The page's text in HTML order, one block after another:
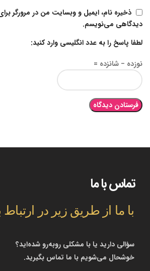
ذخیره نام، ایمیل و وبسایت من در مرورگر
دیدگاهی می‌نویسم.
لطفا پاسخ را به عدد انگلیسی وارد کنید:
نوزده − شانزده =
تماس با ما
با ما از طریق زیر در ارتباط
سؤالی دارید یا با مشکلی روبه‌رو شده‌اید؟
خوشحال می‌شویم با ما تماس بگیرید.